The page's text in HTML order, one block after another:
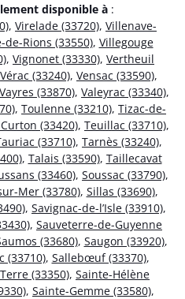
disponible à :
, Virelade (33720), Villenave-
de-Rions (33550), Villegouge
, Vignonet (33330), Vertheuil
Vérac (33240), Vensac (33590),
Vayres (33870), Valeyrac (33340),
, Toulenne (33210), Tizac-de-
(33420), Teuillac (33710),
(33710), Tarnès (33240),
, Talais (33590), Taillecavat
(33460), Soussac (33790),
Mer (33780), Sillas (33690),
, Savignac-de-l’Isle (33910),
, Sauveterre-de-Guyenne
(33680), Saugon (33920),
(33710), Sallebœuf (33370),
(33350), Sainte-Hélène
, Sainte-Gemme (33580),